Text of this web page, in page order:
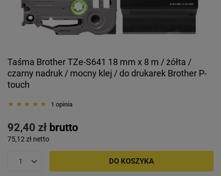
Taśma Brother TZe-S641 18 mm x 8 m / żółta /
czarny nadruk / mocny klej / do drukarek Brother P-
touch
1 opinia
92,40 zł brutto
75,12 zł netto
DO KOSZYKA